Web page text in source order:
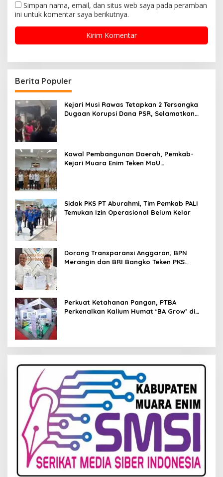
Simpan nama, email, dan situs web saya pada peramban
ini untuk komentar saya berikutnya.
Berita Populer
Kejari Musi Rawas Tetapkan 2 Tersangka
Dugaan Korupsi Dana PSR, Selamatkan
Kawal Pembangunan Daerah, Pemkab-
Kejari Muara Enim Teken MoU
Sidak PKS PT Aburahmi, Tim Pemkab PALI
Temukan Izin Operasional Belum Kelar
Dorong Transparansi Anggaran, BPN
Merangin dan BRI Bangko Teken PKS
Perkuat Ketahanan Pangan, PTBA
Perkenalkan Kalium Humat ‘BA Grow’ di